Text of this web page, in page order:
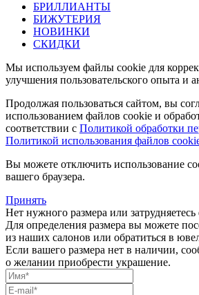
БРИЛЛИАНТЫ
БИЖУТЕРИЯ
НОВИНКИ
СКИДКИ
Мы используем файлы cookie для
улучшения пользовательского опыта и
Продолжая пользоваться сайтом, вы
использованием файлов cookie и
соответствии с Политикой обработки
Политикой использования файлов
Вы можете отключить использование
вашего браузера.
Принять
Нет нужного размера или затрудняетесь
Для определения размера вы можете
из наших салонов или обратиться в
Если вашего размера нет в наличии,
о желании приобрести украшение.